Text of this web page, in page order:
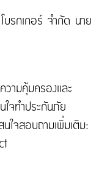
รกเกอร์ จำกัด นาย
วามคุ้มครองและ
ใจทำประกันภัย
ใจสอบถามเพิ่มเติม: